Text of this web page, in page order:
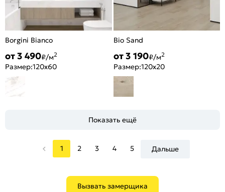
Borgini Bianco
от 3 490₽/м2
Размер:120x60
Bio Sand
от 3 190₽/м2
Размер:120x20
Показать ещё
1 2 3 4 5 Дальше
Вызвать замерщика